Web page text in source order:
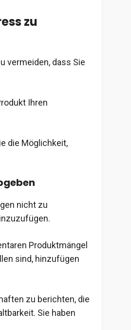
zu
vermeiden, dass Sie
Ihren
die Möglichkeit,
nicht zu
Produktmängel
sind, hinzufügen
zu berichten, die
Sie haben